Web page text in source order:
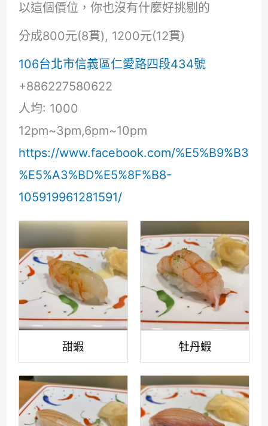
以這個價位，你也沒有什麼好挑剔的
分成800元(8貫), 1200元(12貫)
106台北市信義區仁愛路四段434號
+886227580622
人均: 1000
12pm~3pm,6pm~10pm
https://www.facebook.com/%E5%B9%B3
%E5%A3%BD%E5%8F%B8-
105919961281591/
甜蝦 牡丹蝦